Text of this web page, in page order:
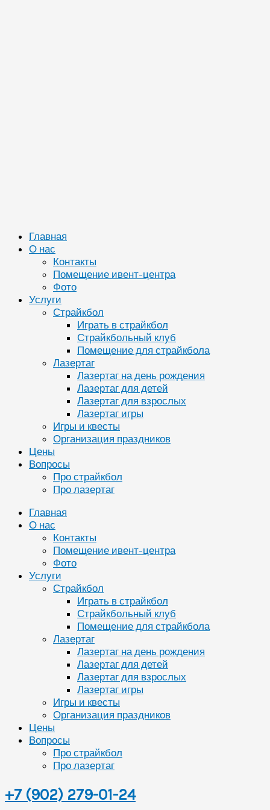
Главная
О нас
Контакты
Помещение ивент-центра
Фото
Услуги
Страйкбол
Играть в страйкбол
Страйкбольный клуб
Помещение для страйкбола
Лазертаг
Лазертаг на день рождения
Лазертаг для детей
Лазертаг для взрослых
Лазертаг игры
Игры и квесты
Организация праздников
Цены
Вопросы
Про страйкбол
Про лазертаг
Главная
О нас
Контакты
Помещение ивент-центра
Фото
Услуги
Страйкбол
Играть в страйкбол
Страйкбольный клуб
Помещение для страйкбола
Лазертаг
Лазертаг на день рождения
Лазертаг для детей
Лазертаг для взрослых
Лазертаг игры
Игры и квесты
Организация праздников
Цены
Вопросы
Про страйкбол
Про лазертаг
+7 (902) 279-01-24